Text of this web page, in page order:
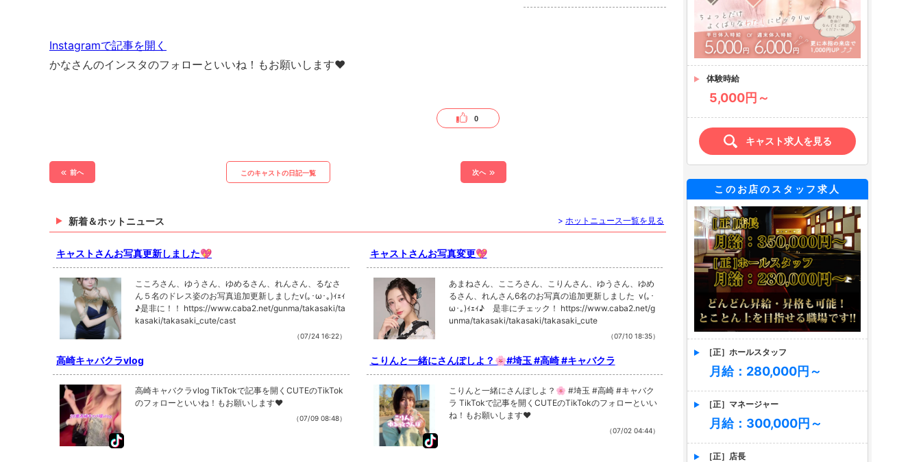
Instagramで記事を開く
かなさんのインスタのフォローといいね！もお願いします❤︎
0
前へ このキャストの日記一覧 次へ
新着＆ホットニュース > ホットニュース一覧を見る
キャストさんお写真更新しました💖
こころさん、ゆうさん、ゆめるさん、れんさん、るなさ
ん５名のドレス姿のお写真追加更新しましたv(｡･ω･｡)ｨｪｨ
♪是非に！！ https://www.caba2.net/gunma/takasaki/ta
kasaki/takasaki_cute/cast
（07/24 16:22）
キャストさんお写真変更💖
あまねさん、こころさん、こりんさん、ゆうさん、ゆめ
るさん、れんさん6名のお写真の追加更新しました v(｡･
ω･｡)ｨｪｨ♪ 是非にチェック！ https://www.caba2.net/g
unma/takasaki/takasaki/takasaki_cute
（07/10 18:35）
高崎キャバクラvlog
高崎キャバクラvlog TikTokで記事を開くCUTEのTikTok
のフォローといいね！もお願いします❤
（07/09 08:48）
こりんと一緒にさんぽしよ？🌸#埼玉 #高崎 #キャバクラ
こりんと一緒にさんぽしよ？🌸 #埼玉 #高崎 #キャバク
ラ TikTokで記事を開くCUTEのTikTokのフォローといい
ね！もお願いします❤
（07/02 04:44）
体験時給
5,000円～
キャスト求人を見る
このお店のスタッフ求人
［正］ホールスタッフ
月給：280,000円～
［正］マネージャー
月給：300,000円～
［正］店長